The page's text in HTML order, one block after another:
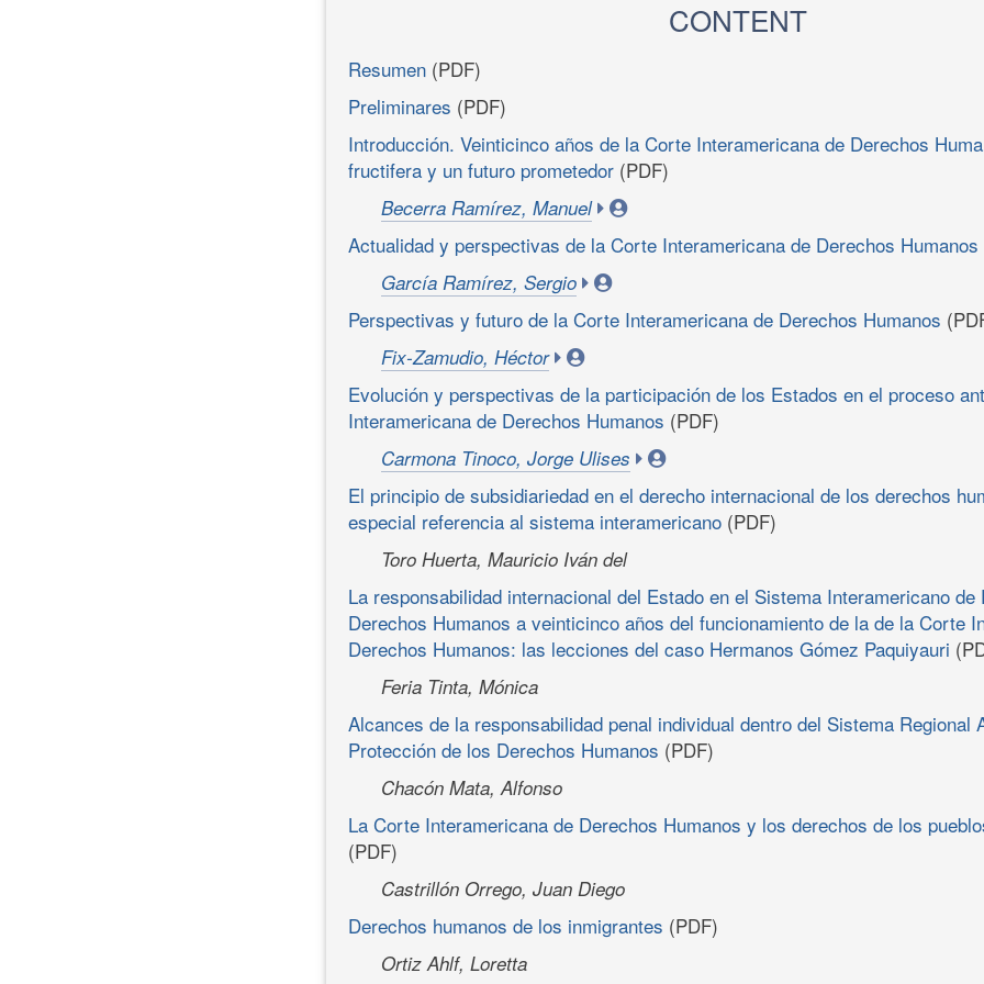
CONTENT
Resumen (PDF)
Preliminares (PDF)
Introducción. Veinticinco años de la Corte Interamericana de Derechos
fructifera y un futuro prometedor (PDF)
Becerra Ramírez, Manuel
Actualidad y perspectivas de la Corte Interamericana de Derechos Humanos
García Ramírez, Sergio
Perspectivas y futuro de la Corte Interamericana de Derechos Humanos
Fix-Zamudio, Héctor
Evolución y perspectivas de la participación de los Estados en el proceso
Interamericana de Derechos Humanos (PDF)
Carmona Tinoco, Jorge Ulises
El principio de subsidiariedad en el derecho internacional de los derechos
especial referencia al sistema interamericano (PDF)
Toro Huerta, Mauricio Iván del
La responsabilidad internacional del Estado en el Sistema Interamericano de
Derechos Humanos a veinticinco años del funcionamiento de la de la Corte
Derechos Humanos: las lecciones del caso Hermanos Gómez Paquiyauri
Feria Tinta, Mónica
Alcances de la responsabilidad penal individual dentro del Sistema Regional
Protección de los Derechos Humanos (PDF)
Chacón Mata, Alfonso
La Corte Interamericana de Derechos Humanos y los derechos de los
(PDF)
Castrillón Orrego, Juan Diego
Derechos humanos de los inmigrantes (PDF)
Ortiz Ahlf, Loretta